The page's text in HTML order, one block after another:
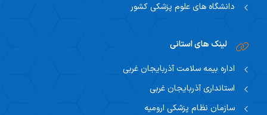
دانشگاه های علوم پزشکی کشور
لینک های استانی
اداره بیمه سلامت آذربایجان غربی
استانداری آذربایجان غربی
سازمان نظام پزشکی ارومیه